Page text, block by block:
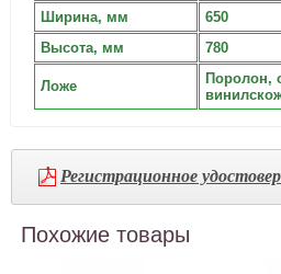
Ширина, мм
650
Высота, мм
780
Ложе
Поролон,
Регистрационное
Похожие товары